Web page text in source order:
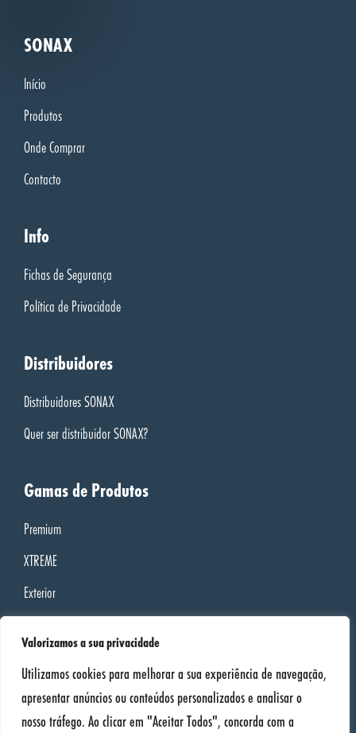
Valorizamos a sua privacidade
Utilizamos cookies para melhorar a sua experiência de navegação,
apresentar anúncios ou conteúdos personalizados e analisar o
nosso tráfego. Ao clicar em "Aceitar Todos", concorda com a
SONAX
Início
Produtos
Onde Comprar
Contacto
Info
Fichas de Segurança
Política de Privacidade
Distribuidores
Distribuidores SONAX
Quer ser distribuidor SONAX?
Gamas de Produtos
Premium
XTREME
Exterior
Bike